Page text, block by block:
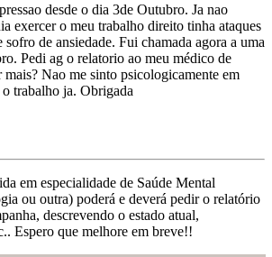
desde o dia 3de Outubro. Ja nao
exercer o meu trabalho direito tinha ataques
sofro de ansiedade. Fui chamada agora a uma
Pedi ag o relatorio ao meu médico de
Nao me sinto psicologicamente em
trabalho ja. Obrigada
em especialidade de Saúde Mental
ou outra) poderá e deverá pedir o relatório
descrevendo o estado atual,
Espero que melhore em breve!!